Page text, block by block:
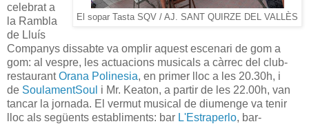
El sopar Tasta SQV / AJ. SANT QUIRZE DEL VALLÈS
celebrat a
la Rambla
de Lluís
Companys dissabte va omplir aquest escenari de gom a
gom: al vespre, les actuacions musicals a càrrec del club-
restaurantOrana Polinesia, en primer lloc a les 20.30h, i
de SoulamentSoul i Mr. Keaton, a partir de les 22.00h, van
tancar la jornada. El vermut musical de diumenge va tenir
lloc als següents establiments: bar L'Estraperlo, bar-